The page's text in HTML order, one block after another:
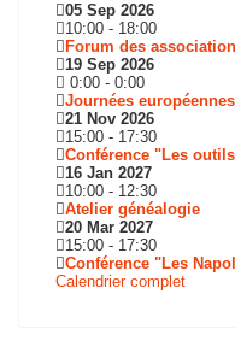
05 Sep 2026
10:00 - 18:00
Forum des
19 Sep 2026
0:00 - 0:00
Journées
21 Nov 2026
15:00 - 17:30
Conférence "Les
16 Jan 2027
10:00 - 12:30
Atelier généalogie
20 Mar 2027
15:00 - 17:30
Conférence "Les
Calendrier complet